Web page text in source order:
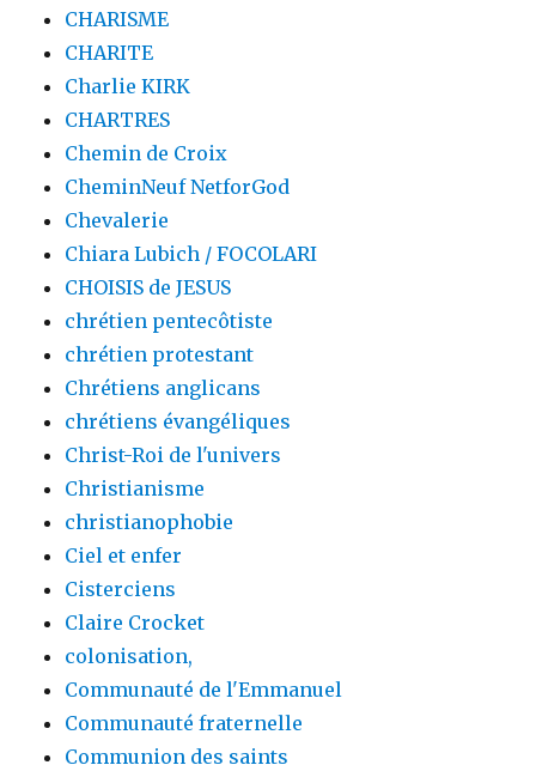
CHARISME
CHARITE
Charlie KIRK
CHARTRES
Chemin de Croix
CheminNeuf NetforGod
Chevalerie
Chiara Lubich / FOCOLARI
CHOISIS de JESUS
chrétien pentecôtiste
chrétien protestant
Chrétiens anglicans
chrétiens évangéliques
Christ-Roi de l'univers
Christianisme
christianophobie
Ciel et enfer
Cisterciens
Claire Crocket
colonisation,
Communauté de l'Emmanuel
Communauté fraternelle
Communion des saints